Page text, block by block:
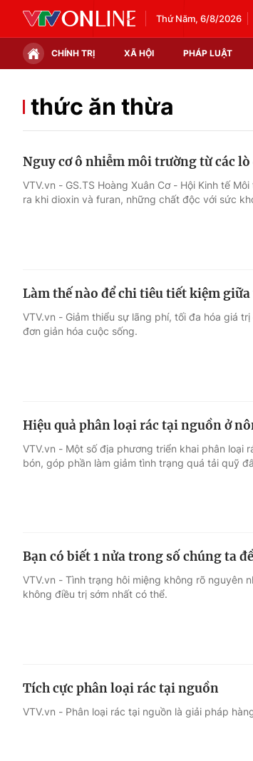
Thứ Năm, 6/8/2026
CHÍNH TRỊ XÃ HỘI PHÁP LUẬT
Chính trị
Thế giới đó đây
Thị
Điện ảnh
Âm nhạc
Sao
Du lịch
Làm đẹp
Chất
thức ăn thừa
Nguy cơ ô nhiễm môi trường từ các
VTV.vn - GS.TS Hoàng Xuân Cơ - Hội Kinh tế
ra khi dioxin và furan, những chất độc với sức
Làm thế nào để chi tiêu tiết kiệm
VTV.vn - Giảm thiểu sự lãng phí, tối đa hóa giá
đơn giản hóa cuộc sống.
Hiệu quả phân loại rác tại nguồn ở
VTV.vn - Một số địa phương triển khai phân loại
bón, góp phần làm giảm tình trạng quá tải quỹ
Bạn có biết 1 nửa trong số chúng ta
VTV.vn - Tình trạng hôi miệng không rõ nguyên
không điều trị sớm nhất có thể.
Tích cực phân loại rác tại nguồn
VTV.vn - Phân loại rác tại nguồn là giải pháp